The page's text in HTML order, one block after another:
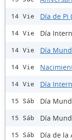
14 Vie Día de Pi
14 Vie Día
14 Vie Día
14 Vie
14 Vie Día
15 Sáb Día
15 Sáb Día
15 Sáb Día de la